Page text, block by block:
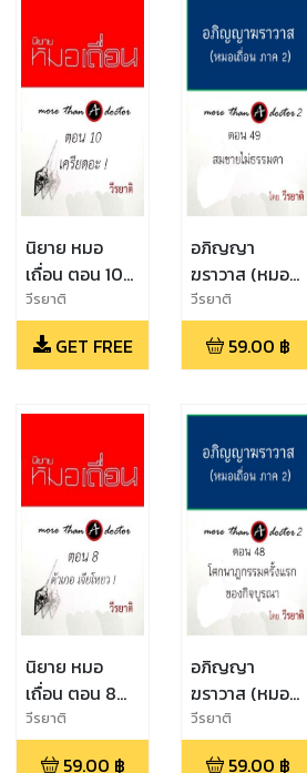
นิยาย หมอ
เถื่อน ตอน 10
เครียดอะ !
วีรยาติ
GET FREE
อภิญญา
ฆราวาส (หมอ
เถื่อนภาค 2)
ตอน 49 สมชาย
ไม่ธรรมดา
วีรยาติ
59.00 ฿
นิยาย หมอ
เถื่อน ตอน 8
ต้าเกอ เจียโหย
ว !
วีรยาติ
59.00 ฿
อภิญญา
ฆราวาส (หมอ
เถื่อนภาค 2)
ตอน 48 โศก
วีรยาติ
59.00 ฿